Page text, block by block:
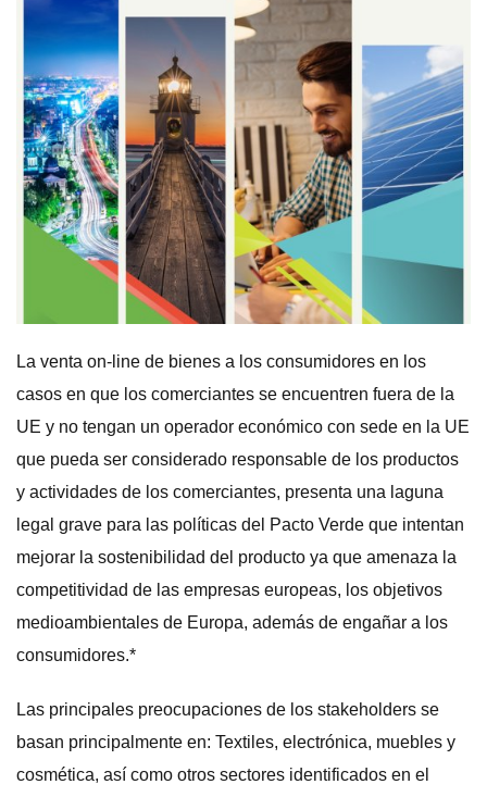
La venta on-line de bienes a los consumidores en los
casos en que los comerciantes se encuentren fuera de la
UE y no tengan un operador económico con sede en la UE
que pueda ser considerado responsable de los productos
y actividades de los comerciantes, presenta una laguna
legal grave para las políticas del Pacto Verde que intentan
mejorar la sostenibilidad del producto ya que amenaza la
competitividad de las empresas europeas, los objetivos
medioambientales de Europa, además de engañar a los
consumidores.*
Las principales preocupaciones de los stakeholders se
basan principalmente en: Textiles, electrónica, muebles y
cosmética, así como otros sectores identificados en el